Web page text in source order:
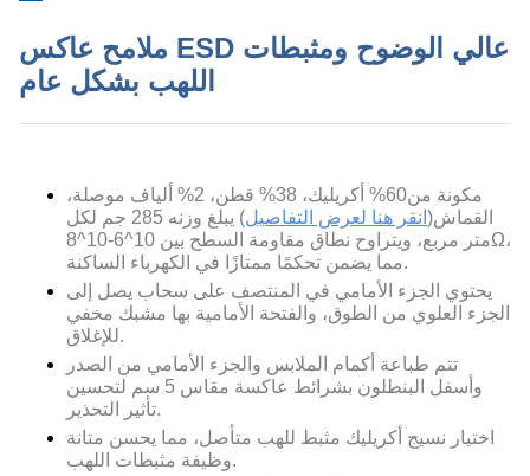
ملامح عاكس ESD عالي الوضوح ومثبطات
اللهب بشكل عام
مكونة من60% أكريليك، 38% قطن، 2% ألياف موصلة
،
القماش( انقر هنا لعرض التفاصيل
) يبلغ وزنه 285 جم لكل
متر مربع، ويتراوح نطاق مقاومة السطح بين 10^6-10^8Ω،
مما يضمن تحكمًا ممتازًا في الكهرباء الساكنة.
يحتوي الجزء الأمامي في المنتصف على سحاب يصل إلى
الجزء العلوي من الطوق، والفتحة الأمامية بها مشبك مخفي
للإغلاق.
تتم طباعة أكمام الملابس والجزء الأمامي من الصدر
وأسفل البنطلون بشرائط عاكسة مقاس 5 سم لتحسين
تأثير التحذير.
اختيار نسيج أكريليك مثبط للهب متأصل، مما يحسن متانة
وظيفة مثبطات اللهب.